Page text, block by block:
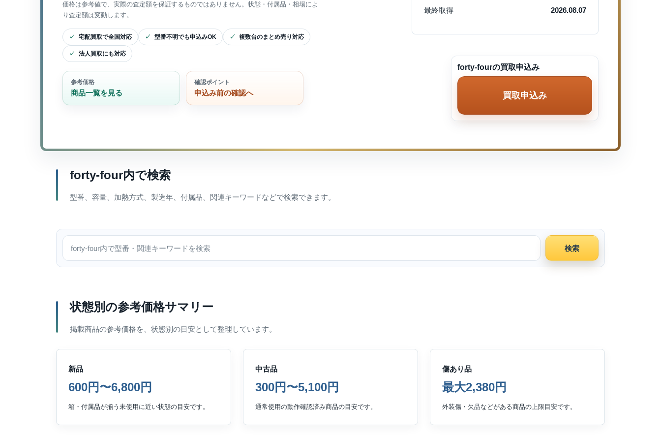
最終取得 2026.08.07
価格は参考値で、実際の査定額を保証するものではありません。状態・付属品・相場によ
り査定額は変動します。
宅配買取で全国対応 型番不明でも申込みOK 複数台のまとめ売り対応
法人買取にも対応
参考価格
商品一覧を見る
確認ポイント
申込み前の確認へ
forty-fourの買取申込み
買取申込み
forty-four内で検索
型番、容量、加熱方式、製造年、付属品、関連キーワードなどで検索できます。
forty-four内で検索
検索
状態別の参考価格サマリー
掲載商品の参考価格を、状態別の目安として整理しています。
新品
600円〜6,800円
箱・付属品が揃う未使用に近い状態の目安です。
中古品
300円〜5,100円
通常使用の動作確認済み商品の目安です。
傷あり品
最大2,380円
外装傷・欠品などがある商品の上限目安です。